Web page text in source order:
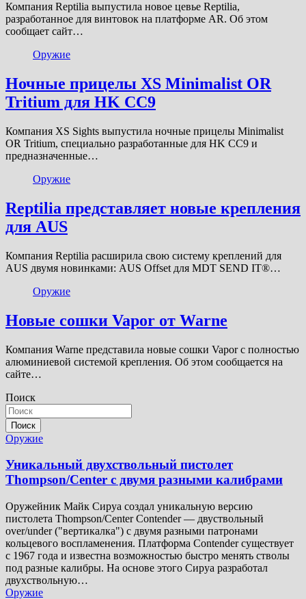
Компания Reptilia выпустила новое цевье Reptilia,
разработанное для винтовок на платформе AR. Об этом
сообщает сайт…
Оружие
Ночные прицелы XS Minimalist OR
Tritium для HK CC9
Компания XS Sights выпустила ночные прицелы Minimalist
OR Tritium, специально разработанные для HK CC9 и
предназначенные…
Оружие
Reptilia представляет новые крепления
для AUS
Компания Reptilia расширила свою систему креплений для
AUS двумя новинками: AUS Offset для MDT SEND IT®…
Оружие
Новые сошки Vapor от Warne
Компания Warne представила новые сошки Vapor с полностью
алюминиевой системой крепления. Об этом сообщается на
сайте…
Поиск
Поиск
Оружие
Уникальный двухствольный пистолет
Thompson/Center с двумя разными калибрами
Оружейник Майк Сируа создал уникальную версию
пистолета Thompson/Center Contender — двуствольный
over/under ("вертикалка") с двумя разными патронами
кольцевого воспламенения. Платформа Contender существует
с 1967 года и известна возможностью быстро менять стволы
под разные калибры. На основе этого Сируа разработал
двухствольную…
Оружие